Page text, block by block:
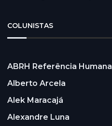
COLUNISTAS
ABRH Referência Humana
Alberto Arcela
Alek Maracajá
Alexandre Luna